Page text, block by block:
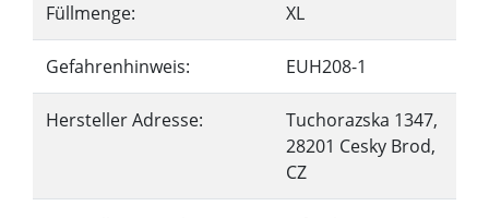
Füllmenge: XL
Gefahrenhinweis: EUH208-1
Hersteller Adresse:
Tuchorazska 1347,
28201 Cesky Brod,
CZ